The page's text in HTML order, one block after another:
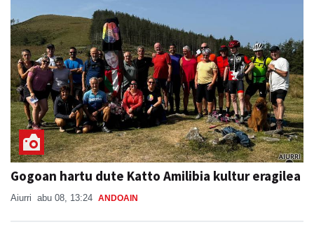
Gogoan hartu dute Katto Amilibia kultur eragilea
Aiurri abu 08, 13:24 ANDOAIN